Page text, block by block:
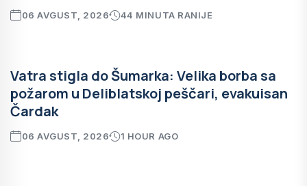
06 AVGUST, 2026 44 MINUTA RANIJE
Vatra stigla do Šumarka: Velika borba sa
požarom u Deliblatskoj peščari, evakuisan
Čardak
06 AVGUST, 2026 1 HOUR AGO